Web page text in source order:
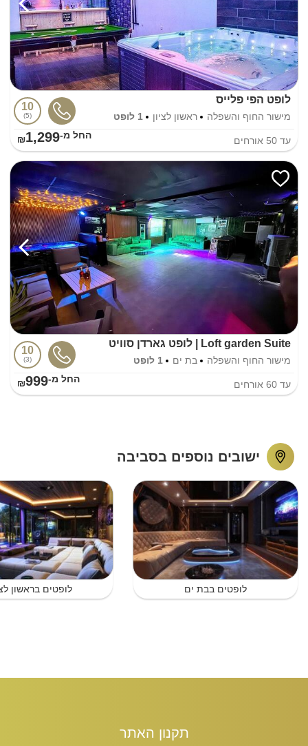
לופט הפי פלייס
מישור החוף והשפלה ראשון לציון 1 לופט
10
5
עד 50 אורחים החל מ-₪1,299
Loft garden Suite | לופט גארדן סוויט
מישור החוף והשפלה בת ים 1 לופט
10
3
עד 60 אורחים החל מ-₪999
ישובים נוספים בסביבה
לופטים בבת ים לופטים בראשון
תקנון האתר